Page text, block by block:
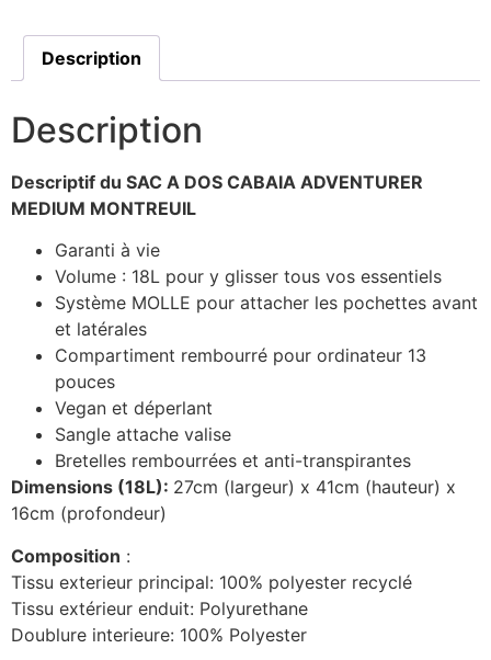
Description
Description
Descriptif du SAC A DOS CABAIA ADVENTURER
MEDIUM MONTREUIL
Garanti à vie
Volume : 18L pour y glisser tous vos essentiels
Système MOLLE pour attacher les pochettes avant
et latérales
Compartiment rembourré pour ordinateur 13
pouces
Vegan et déperlant
Sangle attache valise
Bretelles rembourrées et anti-transpirantes
Dimensions (18L): 27cm (largeur) x 41cm (hauteur) x
16cm (profondeur)
Composition :
Tissu exterieur principal: 100% polyester recyclé
Tissu extérieur enduit: Polyurethane
Doublure interieure: 100% Polyester